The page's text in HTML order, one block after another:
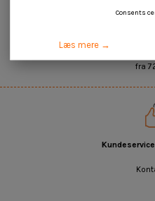
fra
Consents
Læs mere →